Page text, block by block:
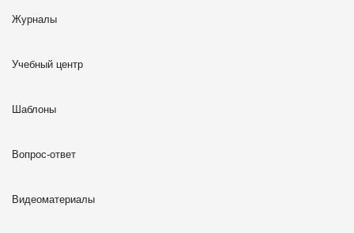
Журналы
Учебный центр
Шаблоны
Вопрос-ответ
Видеоматериалы